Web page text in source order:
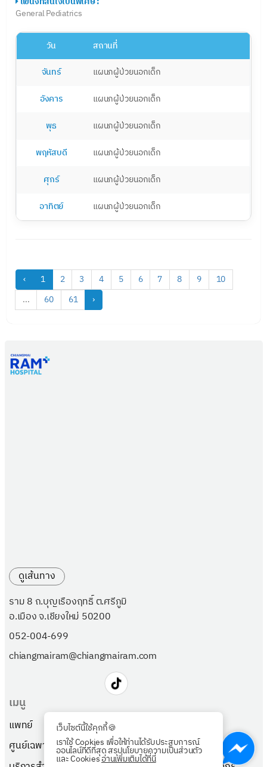
เว็บไซต์นี้ใช้คุกกี้🍪
เราใช้ Cookies เพื่อให้ท่านได้รับประสบการณ์
ออนไลน์ที่ดีที่สุด สรุปนโยบายความเป็นส่วนตัว
และ Cookiesอ่านเพิ่มเติมได้ที่นี่
General Pediatrics
วัน
สถานที่
จันทร์
แผนกผู้ป่วยนอกเด็ก
อังคาร
แผนกผู้ป่วยนอกเด็ก
พุธ
แผนกผู้ป่วยนอกเด็ก
พฤหัสบดี
แผนกผู้ป่วยนอกเด็ก
ศุกร์
แผนกผู้ป่วยนอกเด็ก
อาทิตย์
แผนกผู้ป่วยนอกเด็ก
‹ 1 2 3 4 5 6 7 8 9
10
...
60 61 ›
เมนู
แพทย์
ศูนย์เฉพาะทาง
เกี่ยวกับเรา
ดูเส้นทาง
ราม 8 ถ.บุญเรืองฤทธิ์ ต.ศรีภูมิ
อ.เมือง จ.เชียงใหม่ 50200
052-004-699
chiangmairam@chiangmairam.com